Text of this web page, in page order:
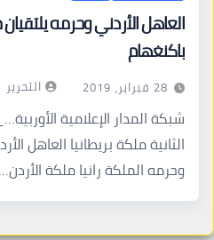
العاهل الأردني وحرمه
باكنغهام
28 فبراير، 2019 التحرير
شبكة المدار الإعلامية
الثانية ملكة بريطانيا العاهل
وحرمه الملكة رانيا ملكة الأردن…